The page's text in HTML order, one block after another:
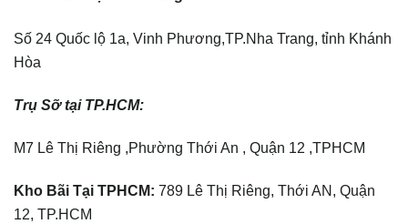
Số 24 Quốc lộ 1a, Vinh Phương,TP.Nha Trang, tỉnh Khánh
Hòa
Trụ Sỡ tại TP.HCM:
M7 Lê Thị Riêng ,Phường Thới An , Quận 12 ,TPHCM
Kho Bãi Tại TPHCM: 789 Lê Thị Riêng, Thới AN, Quận
12, TP.HCM